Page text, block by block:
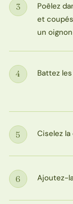
Étape
3
Poêlez
et
un
Étape
4 Battez
Étape
5 Ciselez
Étape
6 Ajoutez-